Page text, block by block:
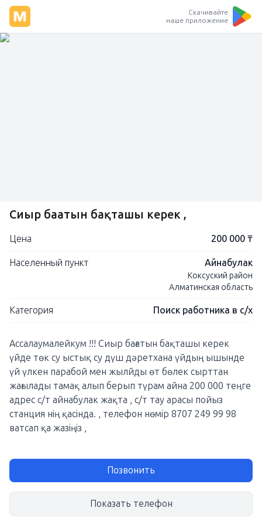
Скачивайте
наше приложение
Сиыр бағатын бақташы керек ,
Цена 200 000 ₸
Населенный пункт Айнабулак
Коксуский район
Алматинская область
Категория Поиск работника в с/х
Ассалаумалейкум !!! Сиыр бағатын бақташы керек
үйде төк су ыстық су дүш дәретхана үйдың ышынде
үй үлкен парабой мен жылйды өт бөлек сырттан
жағылады тамақ алып берып түрам айна 200 000 теңге
адрес с/т айнабулак жақта , с/т тау арасы пойыз
станция нің қасінда. , телефон нөмір 8707 249 99 98
ватсап қа жазіңіз ,
Позвонить
Показать телефон